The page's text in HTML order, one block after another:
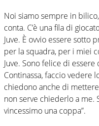
Noi siamo sempre in
conta. C’è una fila di
Juve. È ovvio essere sotto
per la squadra, per i miei
Juve. Sono felice di
Continassa, faccio vedere
chiedono anche di
non serve chiederlo a me.
vincessimo una coppa”.